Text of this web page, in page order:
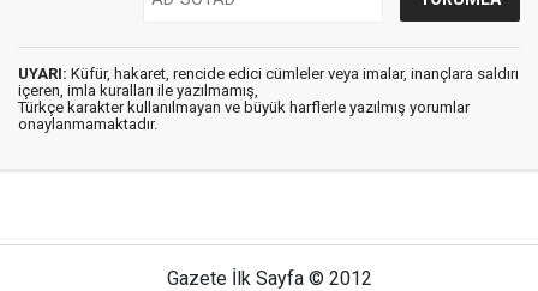
UYARI: Küfür, hakaret, rencide edici cümleler veya imalar, inançlara saldırı
içeren, imla kuralları ile yazılmamış,
Türkçe karakter kullanılmayan ve büyük harflerle yazılmış yorumlar
onaylanmamaktadır.
Gazete İlk Sayfa © 2012